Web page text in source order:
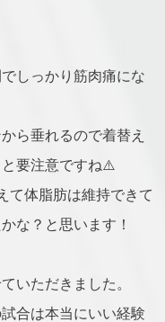
しっかり筋肉痛にな
ら垂れるので着替え
要注意ですね⚠️
て体脂肪は維持できて
な？と思います！
いただきました。
合は本当にいい経験